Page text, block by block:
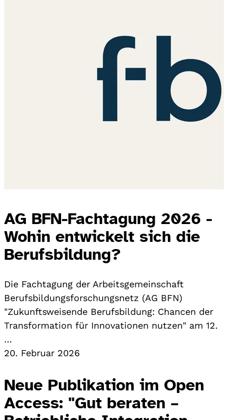
AG BFN-Fachtagung 2026 -
Wohin entwickelt sich die
Berufsbildung?
Die Fachtagung der Arbeitsgemeinschaft
Berufsbildungsforschungsnetz (AG BFN)
"Zukunftsweisende Berufsbildung: Chancen der
Transformation für Innovationen nutzen" am 12.
…
20. Februar 2026
Neue Publikation im Open
Access: "Gut beraten –